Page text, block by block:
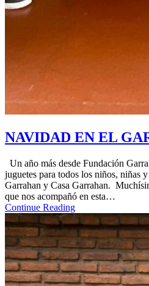
NAVIDAD EN EL
Un año más desde Fundación
juguetes para todos los niños, niñas
Garrahan y Casa Garrahan.
que nos acompañó en esta…
Continue Reading